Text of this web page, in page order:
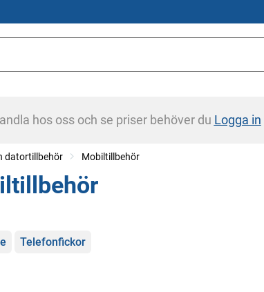
hos oss och se priser behöver du Logga in
datortillbehör Mobiltillbehör
Telefonfickor